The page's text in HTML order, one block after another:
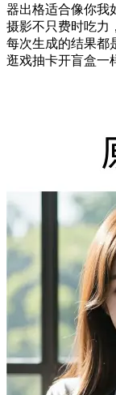
器出格适合像你我
摄影不只费时吃力
每次生成的结果都
逛戏抽卡开盲盒一